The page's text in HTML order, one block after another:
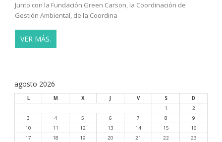
Junto con la Fundación Green Carson, la Coordinación de
Gestión Ambiental, de la Coordina
VER MÁS.
agosto 2026
L M X V S
D
1
2
3
4 5 6 7 8
9
10
11 12 13 14 15
16
17
18 19 20 21 22
23